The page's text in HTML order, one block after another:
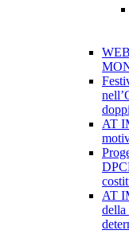
AT
AT
della